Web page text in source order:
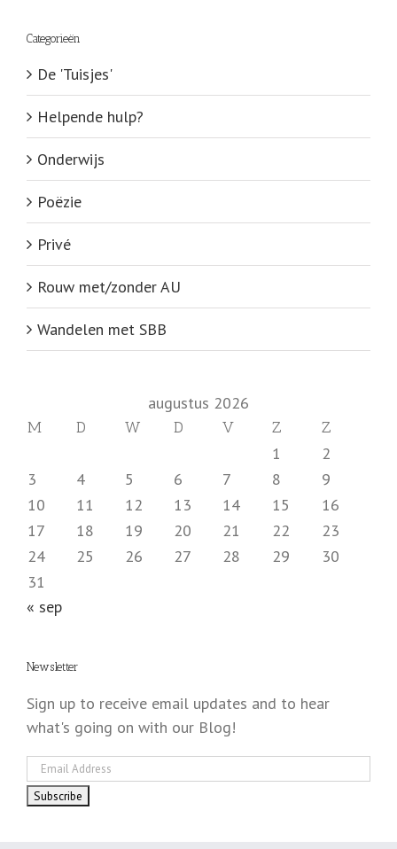
Categorieën
De 'Tuisjes'
Helpende hulp?
Onderwijs
Poëzie
Privé
Rouw met/zonder AU
Wandelen met SBB
augustus 2026
M D W D V Z Z
1
2
3
4 5 6 7 8
9
10
11 12 13 14 15
16
17
18 19 20 21 22
23
24
25 26 27 28 29
30
31
« sep
Newsletter
Sign up to receive email updates and to hear
what's going on with our Blog!